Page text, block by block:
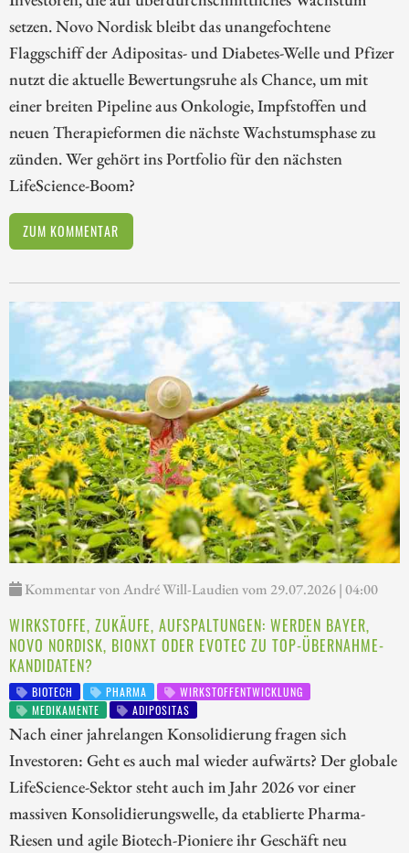
setzen. Novo Nordisk bleibt das unangefochtene
Flaggschiff der Adipositas- und Diabetes-Welle und Pfizer
nutzt die aktuelle Bewertungsruhe als Chance, um mit
einer breiten Pipeline aus Onkologie, Impfstoffen und
neuen Therapieformen die nächste Wachstumsphase zu
zünden. Wer gehört ins Portfolio für den nächsten
LifeScience-Boom?
ZUM KOMMENTAR
Kommentar von André Will-Laudien vom 29.07.2026 | 04:00
WIRKSTOFFE, ZUKÄUFE, AUFSPALTUNGEN: WERDEN BAYER,
NOVO NORDISK, BIONXT ODER EVOTEC ZU TOP-ÜBERNAHME-
KANDIDATEN?
BIOTECH PHARMA
WIRKSTOFFENTWICKLUNG
MEDIKAMENTE
ADIPOSITAS
Nach einer jahrelangen Konsolidierung fragen sich
Investoren: Geht es auch mal wieder aufwärts? Der globale
LifeScience-Sektor steht auch im Jahr 2026 vor einer
massiven Konsolidierungswelle, da etablierte Pharma-
Riesen und agile Biotech-Pioniere ihr Geschäft neu